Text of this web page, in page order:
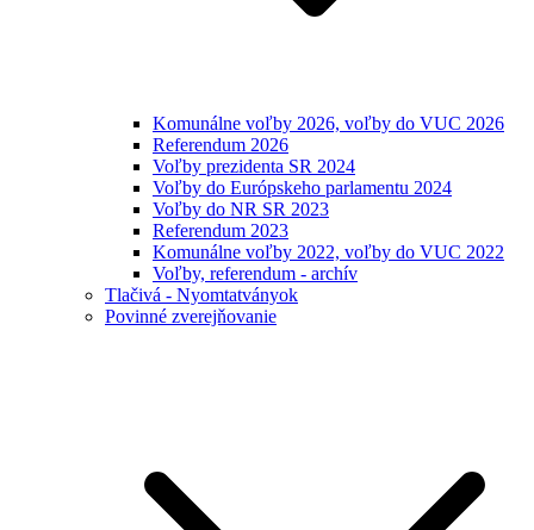
Komunálne voľby 2026, voľby do VUC 2026
Referendum 2026
Voľby prezidenta SR 2024
Voľby do Európskeho parlamentu 2024
Voľby do NR SR 2023
Referendum 2023
Komunálne voľby 2022, voľby do VUC 2022
Voľby, referendum - archív
Tlačivá - Nyomtatványok
Povinné zverejňovanie